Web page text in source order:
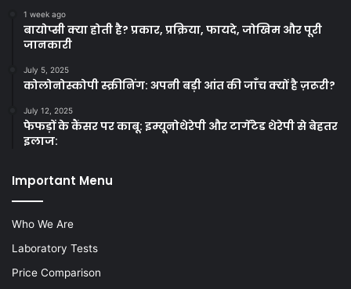
1 week ago
बायोप्सी क्या होती है? प्रकार, प्रक्रिया, फायदे, जोखिम और पूरी
जानकारी
July 5, 2025
कोलोनोस्कोपी स्क्रीनिंग: अपनी बड़ी आंत की जाँच क्यों है ज़रूरी?
July 12, 2025
फेफड़ों के कैंसर पर काबू: इम्यूनोथेरेपी और टार्गेटेड थेरेपी से बेहतर
इलाज:
Important Menu
Who We Are
Laboratory Tests
Price Comparison